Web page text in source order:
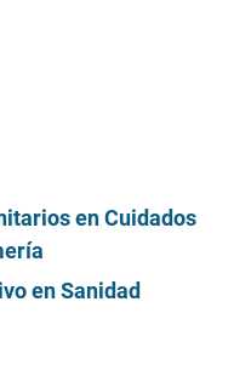
en Cuidados
en Sanidad